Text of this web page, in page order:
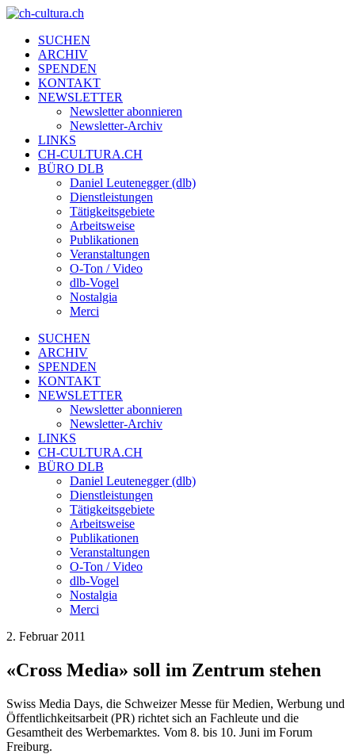
SUCHEN
ARCHIV
SPENDEN
KONTAKT
NEWSLETTER
Newsletter abonnieren
Newsletter-Archiv
LINKS
CH-CULTURA.CH
BÜRO DLB
Daniel Leutenegger (dlb)
Dienstleistungen
Tätigkeitsgebiete
Arbeitsweise
Publikationen
Veranstaltungen
O-Ton / Video
dlb-Vogel
Nostalgia
Merci
SUCHEN
ARCHIV
SPENDEN
KONTAKT
NEWSLETTER
Newsletter abonnieren
Newsletter-Archiv
LINKS
CH-CULTURA.CH
BÜRO DLB
Daniel Leutenegger (dlb)
Dienstleistungen
Tätigkeitsgebiete
Arbeitsweise
Publikationen
Veranstaltungen
O-Ton / Video
dlb-Vogel
Nostalgia
Merci
2. Februar 2011
«Cross Media» soll im Zentrum stehen
Swiss Media Days, die Schweizer Messe für Medien, Werbung und
Öffentlichkeitsarbeit (PR) richtet sich an Fachleute und die
Gesamtheit des Werbemarktes. Vom 8. bis 10. Juni im Forum
Freiburg.